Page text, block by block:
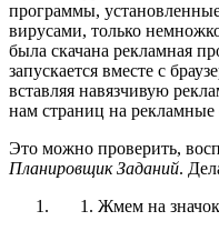
программы,
вирусами, только
была скачана рекламная
запускается вместе с
вставляя навязчивую
нам страниц на рекламные
Это можно проверить,
Планировщик Заданий.
Жмем на